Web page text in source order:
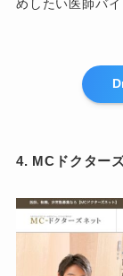
めしたい医師バイ
4. MCドクター